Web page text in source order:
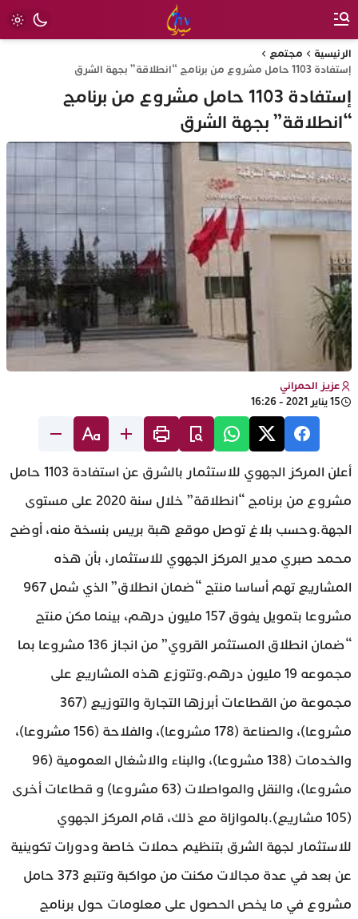
الرئيسية
مجتمع
إستفادة 1103 حامل مشروع من برنامج “انطلاقة” بجهة الشرق
إستفادة 1103 حامل مشروع من برنامج
“انطلاقة” بجهة الشرق
عزيز الحمراني
15 يناير 2021 - 16:26
أعلن المركز الجهوي للاستثمار بالشرق عن استفادة 1103 حامل
مشروع من برنامج “انطلاقة” خلال سنة 2020 على مستوى
الجهة.وحسب بلاغ توصل موقع هبة بريس بنسخة منه، أوضح
محمد صبري مدير المركز الجهوي للاستثمار، بأن هذه
المشاريع تهم أساسا منتج “ضمان انطلاق” الذي شمل 967
مشروعا بتمويل يفوق 157 مليون درهم، بينما مكن منتج
“ضمان انطلاق المستثمر القروي” من انجاز 136 مشروعا بما
مجموعه 19 مليون درهم.وتتوزع هذه المشاريع على
مجموعة من القطاعات أبرزها التجارة والتوزيع (367
مشروعا)، والصناعة (178 مشروعا)، والفلاحة (156 مشروعا)،
والخدمات (138 مشروعا)، والبناء والاشغال العمومية (96
مشروعا)، والنقل والمواصلات (63 مشروعا) و قطاعات أخرى
(105 مشاريع).بالموازاة مع ذلك، قام المركز الجهوي
للاستثمار لجهة الشرق بتنظيم حملات خاصة ودورات تكوينية
عن بعد في عدة مجالات مكنت من مواكبة وتتبع 373 حامل
مشروع في ما يخص الحصول على معلومات حول برنامج